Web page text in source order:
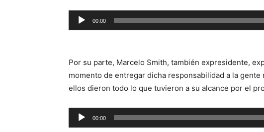
Reproductor
de
00:00
Por su parte, Marcelo Smith, también expresidente,
momento de entregar dicha responsabilidad a la
ellos dieron todo lo que tuvieron a su alcance por el
Reproductor
de
00:00